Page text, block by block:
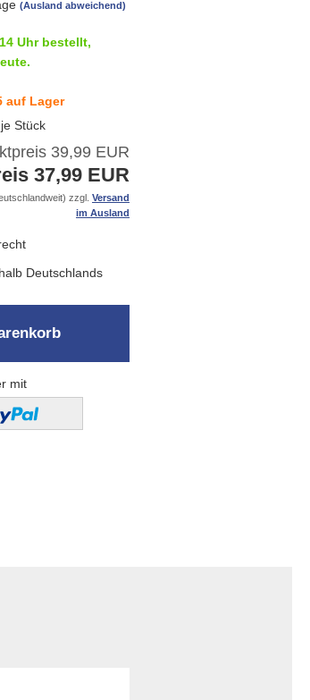
(Ausland abweichend)
Uhr bestellt,
auf Lager
Stück
39,99 EUR
37,99 EUR
zzgl. Versand
im Ausland
mit